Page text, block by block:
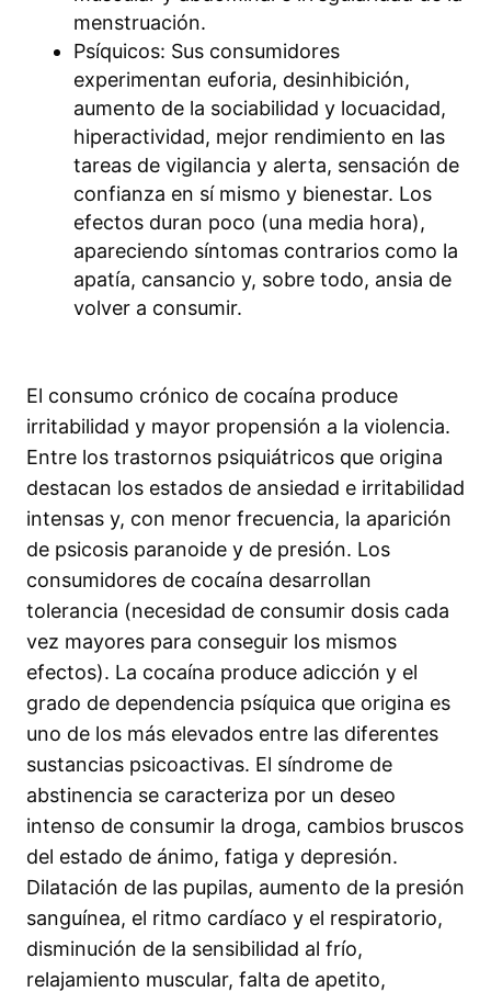
menstruación.
Psíquicos: Sus consumidores
experimentan euforia, desinhibición,
aumento de la sociabilidad y locuacidad,
hiperactividad, mejor rendimiento en las
tareas de vigilancia y alerta, sensación de
confianza en sí mismo y bienestar. Los
efectos duran poco (una media hora),
apareciendo síntomas contrarios como la
apatía, cansancio y, sobre todo, ansia de
volver a consumir.
El consumo crónico de cocaína produce
irritabilidad y mayor propensión a la violencia.
Entre los trastornos psiquiátricos que origina
destacan los estados de ansiedad e irritabilidad
intensas y, con menor frecuencia, la aparición
de psicosis paranoide y de presión. Los
consumidores de cocaína desarrollan
tolerancia (necesidad de consumir dosis cada
vez mayores para conseguir los mismos
efectos). La cocaína produce adicción y el
grado de dependencia psíquica que origina es
uno de los más elevados entre las diferentes
sustancias psicoactivas. El síndrome de
abstinencia se caracteriza por un deseo
intenso de consumir la droga, cambios bruscos
del estado de ánimo, fatiga y depresión.
Dilatación de las pupilas, aumento de la presión
sanguínea, el ritmo cardíaco y el respiratorio,
disminución de la sensibilidad al frío,
relajamiento muscular, falta de apetito,